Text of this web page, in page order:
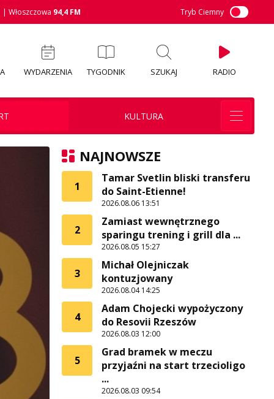
| Włoszczowa 94,4 FM Tryb Ciemny
WYDARZENIA TYGODNIK SZUKAJ RADIO
KULTURA
NAJNOWSZE
1
Tamar Svetlin bliski transferu
do Saint-Etienne!
2026.08.06 13:51
2
Zamiast wewnętrznego
sparingu trening i grill dla ...
2026.08.05 15:27
3
Michał Olejniczak
kontuzjowany
2026.08.04 14:25
4
Adam Chojecki wypożyczony
do Resovii Rzeszów
2026.08.03 12:00
5
Grad bramek w meczu
przyjaźni na start trzecioligo
...
2026.08.03 09:54